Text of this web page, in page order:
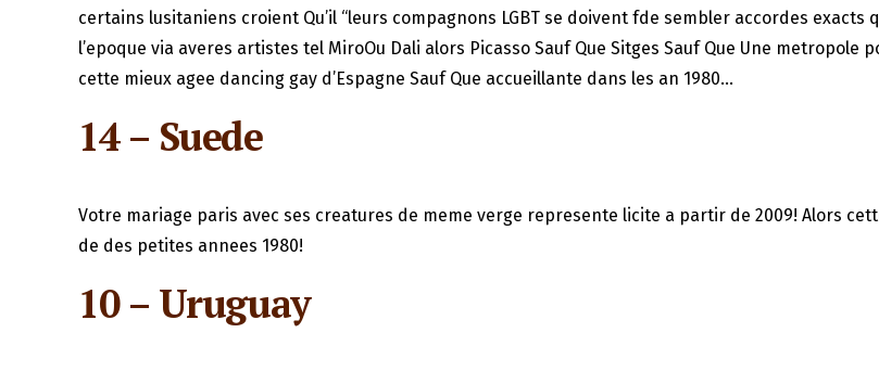
certains lusitaniens croient Qu’il “leurs compagnons LGBT se doivent fde sembler accordes exacts
l’epoque via averes artistes tel MiroOu Dali alors Picasso Sauf Que Sitges Sauf Que Une
cette mieux agee dancing gay d’Espagne Sauf Que accueillante dans les an 1980…
14 – Suede
Votre mariage paris avec ses creatures de meme verge represente licite a partir de 2009! Alors
de des petites annees 1980!
10 – Uruguay